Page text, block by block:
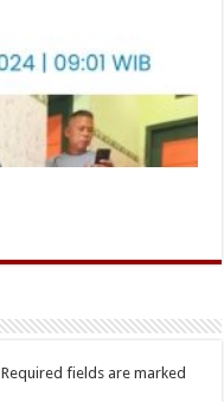
Required fields are marked